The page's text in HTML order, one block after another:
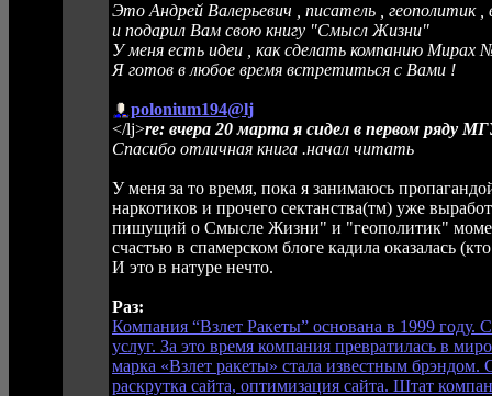
Это Андрей Валерьевич , писатель , геополитик
и подарил Вам свою книгу "Смысл Жизни"
У меня есть идеи , как сделать компанию Мирах
Я готов в любое время встретиться с Вами !
polonium194@lj
</lj>re: вчера 20 марта я сидел в первом ряду
Спасибо отличная книга .начал читать
У меня за то время, пока я занимаюсь
наркотиков и прочего сектанства(тм) уже
пишущий о Смысле Жизни" и "геополитик"
счастью в спамерском блоге кадила оказалась
И это в натуре нечто.
Раз:
Компания “Взлет Ракеты” основана в 1999
услуг. За это время компания превратилась в
марка «Взлет ракеты» стала известным
раскрутка сайта, оптимизация сайта. Штат